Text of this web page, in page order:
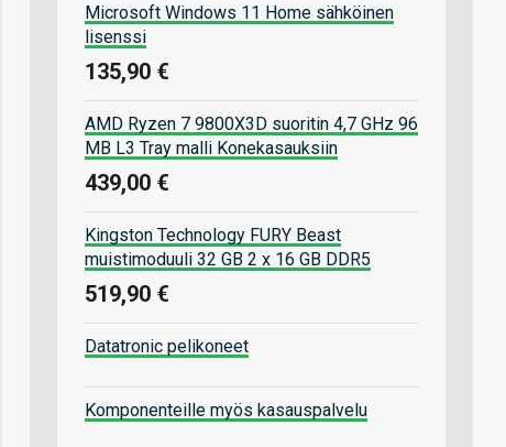
Microsoft Windows 11 Home sähköinen
lisenssi
135,90 €
AMD Ryzen 7 9800X3D suoritin 4,7 GHz 96
MB L3 Tray malli Konekasauksiin
439,00 €
Kingston Technology FURY Beast
muistimoduuli 32 GB 2 x 16 GB DDR5
519,90 €
Datatronic pelikoneet
Komponenteille myös kasauspalvelu